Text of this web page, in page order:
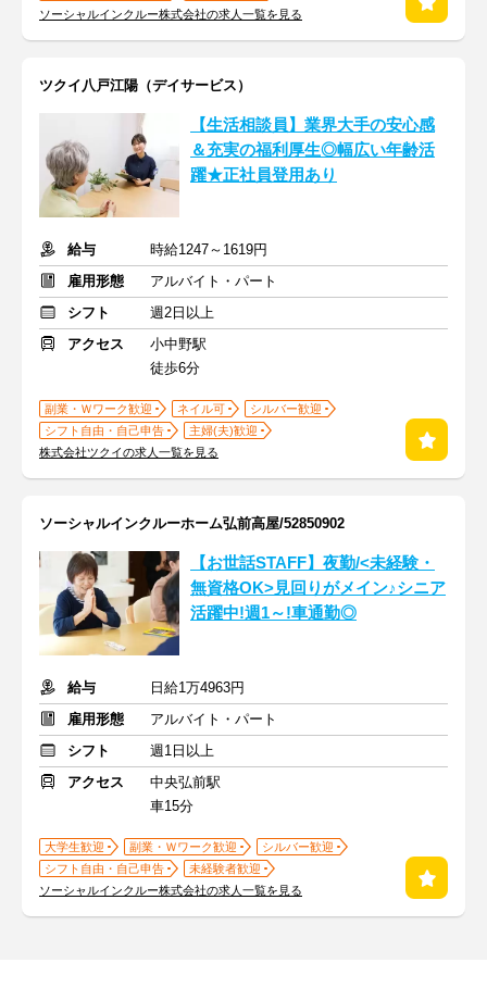
ソーシャルインクルー株式会社の求人一覧を見る
ツクイ八戸江陽（デイサービス）
【生活相談員】業界大手の安心感
＆充実の福利厚生◎幅広い年齢活
躍★正社員登用あり
給与
時給1247～1619円
雇用形態
アルバイト・パート
シフト
週2日以上
アクセス
小中野駅
徒歩6分
副業・Ｗワーク歓迎 ネイル可
シルバー歓迎
シフト自由・自己申告
主婦(夫)歓迎
株式会社ツクイの求人一覧を見る
ソーシャルインクルーホーム弘前高屋/52850902
【お世話STAFF】夜勤/<未経験・
無資格OK>見回りがメイン♪シニア
活躍中!週1～!車通勤◎
給与
日給1万4963円
雇用形態
アルバイト・パート
シフト
週1日以上
アクセス
中央弘前駅
車15分
大学生歓迎 副業・Ｗワーク歓迎
シルバー歓迎
シフト自由・自己申告
未経験者歓迎
ソーシャルインクルー株式会社の求人一覧を見る